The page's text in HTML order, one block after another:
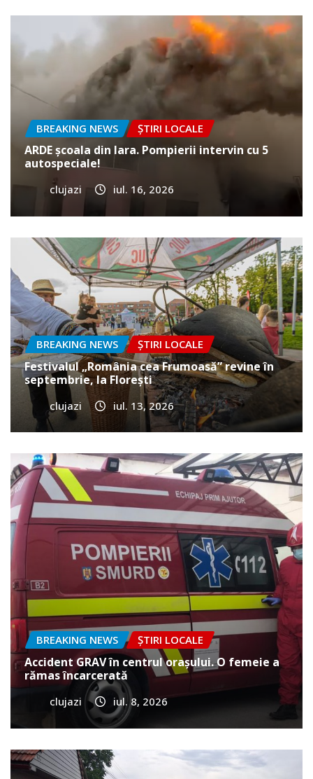
BREAKING NEWS ȘTIRI LOCALE
ARDE școala din Iara. Pompierii intervin cu 5
autospeciale!
clujazi iul. 16, 2026
BREAKING NEWS ȘTIRI LOCALE
Festivalul „România cea Frumoasă” revine în
septembrie, la Florești
clujazi iul. 13, 2026
BREAKING NEWS ȘTIRI LOCALE
Accident GRAV în centrul orașului. O femeie a
rămas încarcerată
clujazi iul. 8, 2026